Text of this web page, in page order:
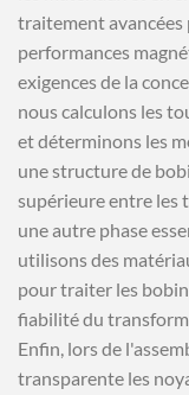
traitement avancées
performances
exigences de la
nous calculons les
et déterminons les
une structure de
supérieure entre les
une autre phase
utilisons des
pour traiter les
fiabilité du
Enfin, lors de
transparente les